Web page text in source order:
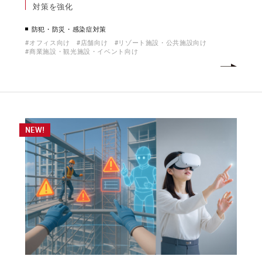
対策を強化
防犯・防災・感染症対策
オフィス向け
店舗向け
リゾート施設・公共施設向け
商業施設・観光施設・イベント向け
NEW!